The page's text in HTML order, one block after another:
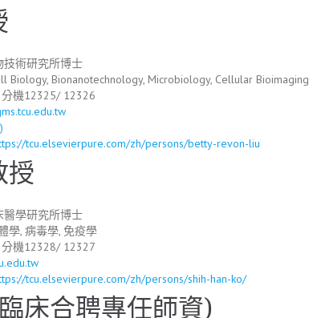
術研究所博士
Biology, Bionanotechnology, Microbiology, Cellular Bioimaging
機12325/ 12326
tcu.elsevierpure.com/zh/persons/betty-revon-liu
授
學研究所博士
學, 病毒學, 免疫學
機12328/ 12327
tcu.elsevierpure.com/zh/persons/shih-han-ko/
床合聘專任師資)